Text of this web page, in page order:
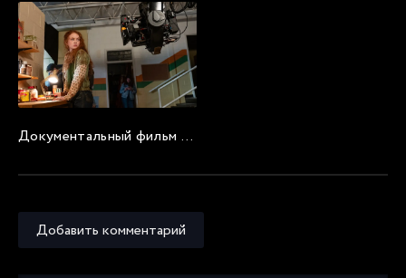
Документальный фильм «Последнее приключение: Создание Очень странных дел 5»
Добавить комментарий